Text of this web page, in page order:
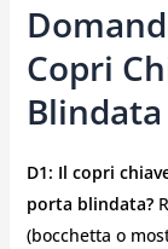
Copri
D1: Il copri
porta blindata?
(bocchetta o